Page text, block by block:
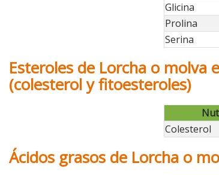
Glicina
Prolina
Serina
Esteroles de Lorcha o molva
(colesterol y fitoesteroles)
Colesterol
Ácidos grasos de Lorcha o